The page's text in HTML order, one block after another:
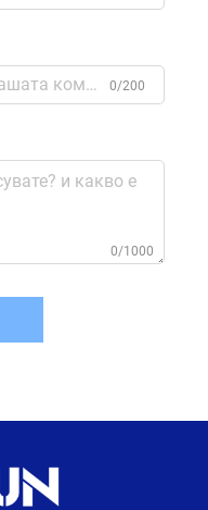
0/200
0/1000